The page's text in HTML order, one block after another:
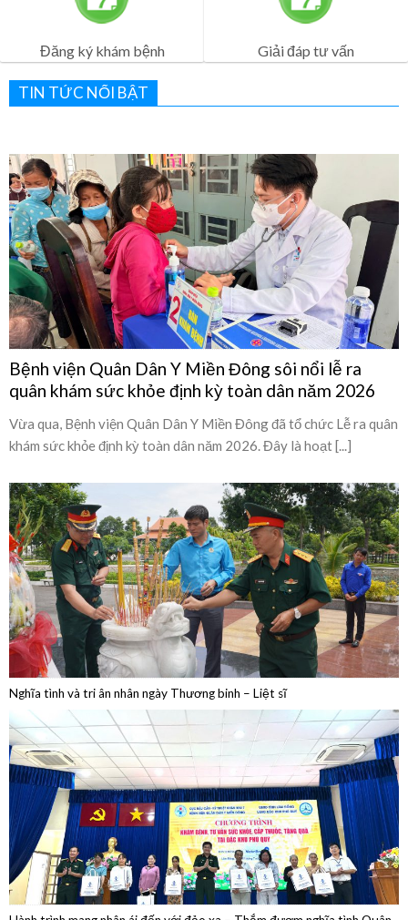
Lịch Khám Bệnh
Đăng ký khám bệnh Giải đáp tư vấn
TIN TỨC NỔI BẬT
Bệnh viện Quân Dân Y Miền Đông sôi nổi lễ ra
quân khám sức khỏe định kỳ toàn dân năm 2026
Vừa qua, Bệnh viện Quân Dân Y Miền Đông đã tổ chức Lễ ra quân
khám sức khỏe định kỳ toàn dân năm 2026. Đây là hoạt [...]
Nghĩa tình và tri ân nhân ngày Thương binh – Liệt sĩ